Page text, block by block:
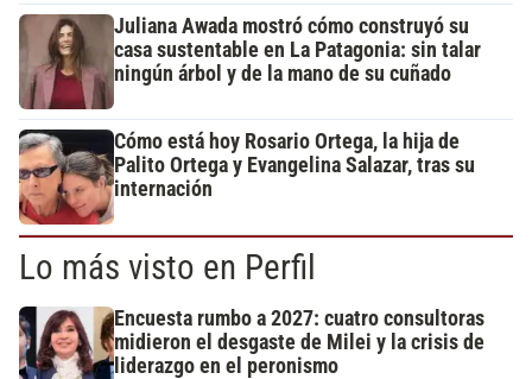
Juliana Awada mostró cómo construyó su
casa sustentable en La Patagonia: sin talar
ningún árbol y de la mano de su cuñado
Cómo está hoy Rosario Ortega, la hija de
Palito Ortega y Evangelina Salazar, tras su
internación
Lo más visto en Perfil
Encuesta rumbo a 2027: cuatro consultoras
midieron el desgaste de Milei y la crisis de
liderazgo en el peronismo